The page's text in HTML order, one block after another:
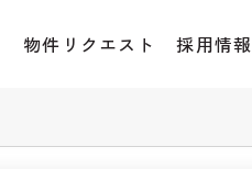
物件リクエスト 採用情報